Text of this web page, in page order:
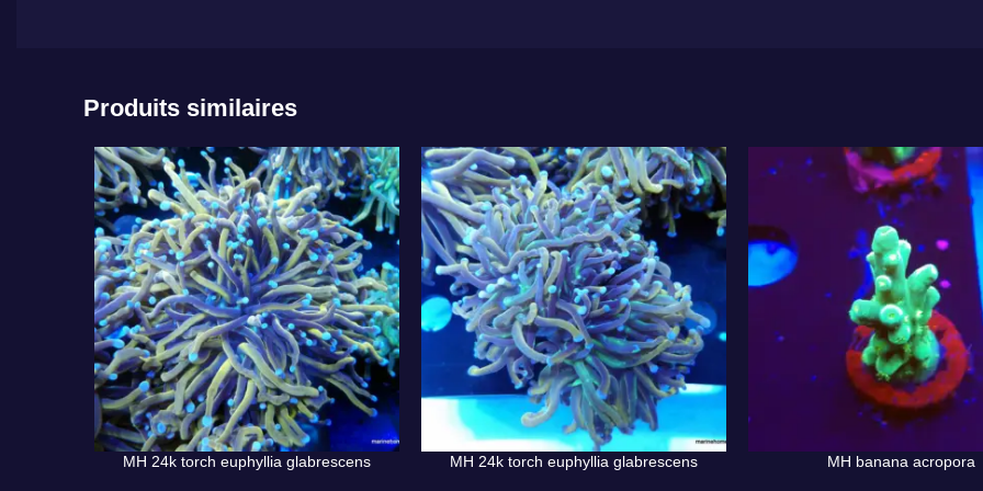
Produits similaires
AJOUTER AU PANIER
MH 24k torch euphyllia glabrescens AJOUTER AU PANIER
MH 24k torch euphyllia glabrescens AJOUTER AU PANIERMH banana acropora